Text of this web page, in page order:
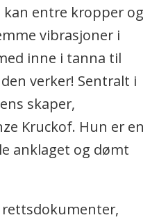
kan entre kropper og
vibrasjoner i
inne i tanna til
verker! Sentralt i
skaper,
Kruckof. Hun er en
anklaget og dømt